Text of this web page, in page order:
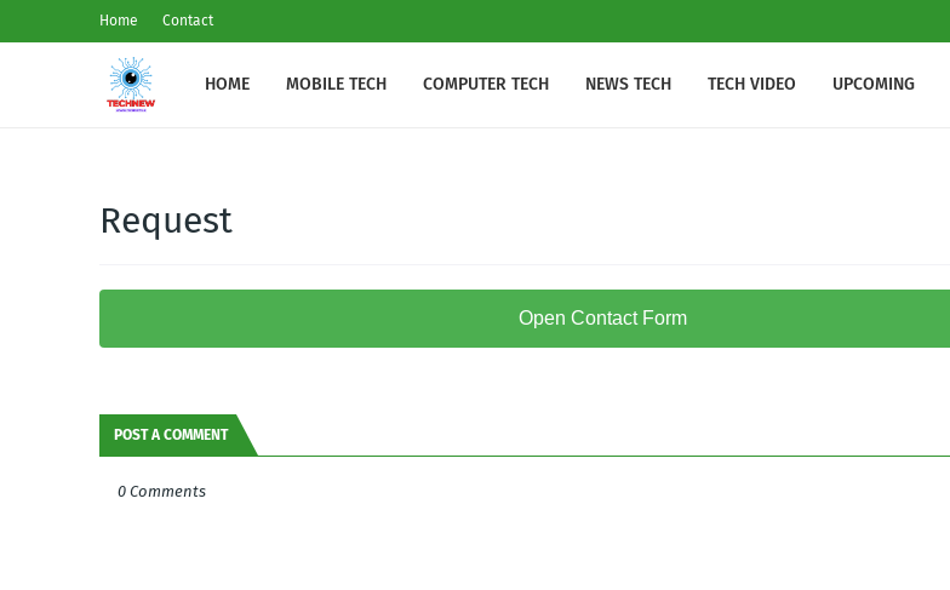
Home Contact
HOME MOBILE TECH COMPUTER TECH NEWS TECH TECH VIDEO UPCOMING
Request
Open Contact Form
POST A COMMENT
0 Comments